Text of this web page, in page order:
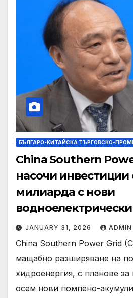
БЪЛГАРО-КИТАЙСКА ТЪРГОВСКО-
China Southern
насочи инвестиции
милиарда с нови
JANUARY 31, 2026 ADMIN
China Southern Power Grid
мащабно разширяване на
хидроенергия, с планове
осем нови помпено-